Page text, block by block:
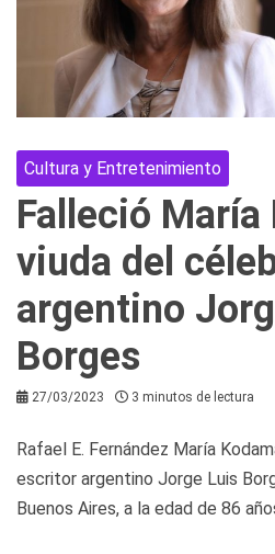
Cultura y Entretenimiento
Falleció María
viuda del
argentino
Borges
27/03/2023 3 minutos de lectura
Rafael E. Fernández María
escritor argentino Jorge Luis
Buenos Aires, a la edad de 86